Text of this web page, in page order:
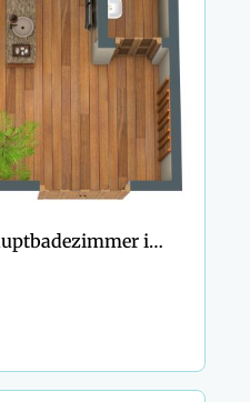
Grundriss für ein Hauptbadezimmer im Zen-Stil